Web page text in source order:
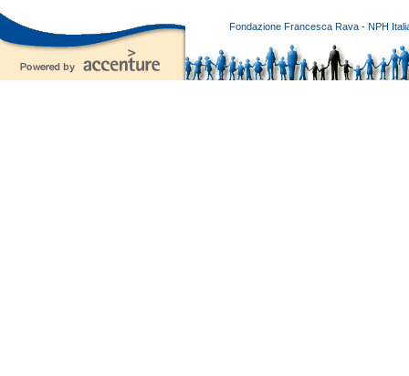
Fondazione Francesca Rava - NPH